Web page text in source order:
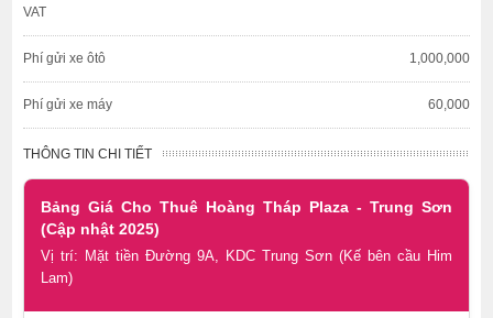
VAT
Phí gửi xe ôtô 1,000,000
Phí gửi xe máy 60,000
THÔNG TIN CHI TIẾT
Bảng Giá Cho Thuê Hoàng Tháp Plaza - Trung Sơn
(Cập nhật 2025)
Vị trí: Mặt tiền Đường 9A, KDC Trung Sơn (Kế bên cầu Him
Lam)